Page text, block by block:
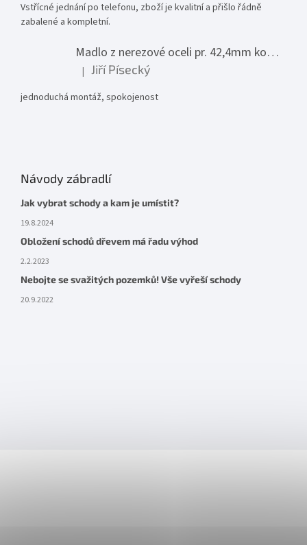
Vstřícné jednání po telefonu, zboží je kvalitní a přišlo řádně
zabalené a kompletní.
Madlo z nerezové oceli pr. 42,4mm komplet - model 0116 - 3000mm
Hodnocení produktu je 5 z 5 hvězdiček.
| Jiří Písecký
jednoduchá montáž, spokojenost
Návody zábradlí
Jak vybrat schody a kam je umístit?
19.8.2024
Obložení schodů dřevem má řadu výhod
2.2.2023
Nebojte se svažitých pozemků! Vše vyřeší schody
20.9.2022